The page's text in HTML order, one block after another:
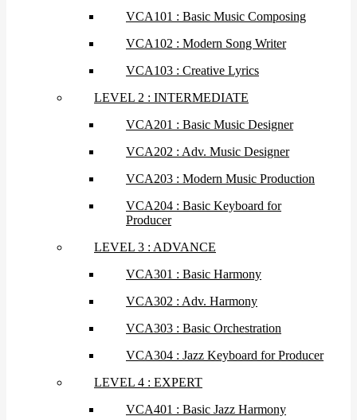
VCA101 : Basic Music Composing
VCA102 : Modern Song Writer
VCA103 : Creative Lyrics
LEVEL 2 : INTERMEDIATE
VCA201 : Basic Music Designer
VCA202 : Adv. Music Designer
VCA203 : Modern Music Production
VCA204 : Basic Keyboard for
Producer
LEVEL 3 : ADVANCE
VCA301 : Basic Harmony
VCA302 : Adv. Harmony
VCA303 : Basic Orchestration
VCA304 : Jazz Keyboard for Producer
LEVEL 4 : EXPERT
VCA401 : Basic Jazz Harmony